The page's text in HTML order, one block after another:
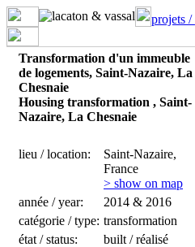
projets /
Transformation d'un immeuble
de logements, Saint-Nazaire, La
Chesnaie
Housing transformation , Saint-
Nazaire, La Chesnaie
lieu / location:
Saint-Nazaire,
France
> show on map
année / year:
2014 & 2016
catégorie / type: transformation
état / status:
built / réalisé